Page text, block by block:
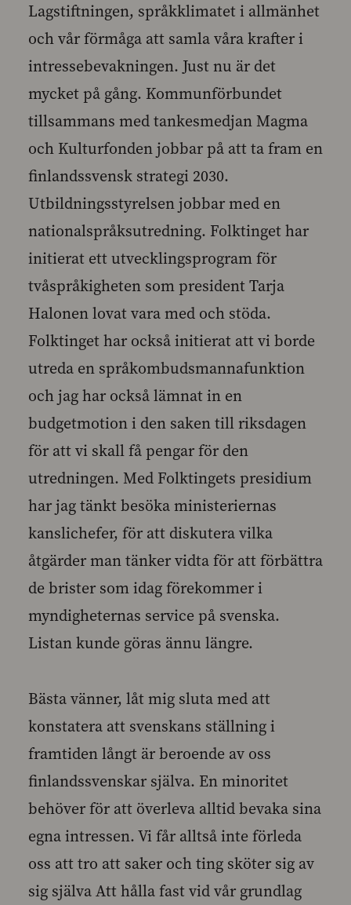
Lagstiftningen, språkklimatet i allmänhet
och vår förmåga att samla våra krafter i
intressebevakningen. Just nu är det
mycket på gång. Kommunförbundet
tillsammans med tankesmedjan Magma
och Kulturfonden jobbar på att ta fram en
finlandssvensk strategi 2030.
Utbildningsstyrelsen jobbar med en
nationalspråksutredning. Folktinget har
initierat ett utvecklingsprogram för
tvåspråkigheten som president Tarja
Halonen lovat vara med och stöda.
Folktinget har också initierat att vi borde
utreda en språkombudsmannafunktion
och jag har också lämnat in en
budgetmotion i den saken till riksdagen
för att vi skall få pengar för den
utredningen. Med Folktingets presidium
har jag tänkt besöka ministeriernas
kanslichefer, för att diskutera vilka
åtgärder man tänker vidta för att förbättra
de brister som idag förekommer i
myndigheternas service på svenska.
Listan kunde göras ännu längre.
Bästa vänner, låt mig sluta med att
konstatera att svenskans ställning i
framtiden långt är beroende av oss
finlandssvenskar själva. En minoritet
behöver för att överleva alltid bevaka sina
egna intressen. Vi får alltså inte förleda
oss att tro att saker och ting sköter sig av
sig själva Att hålla fast vid vår grundlag